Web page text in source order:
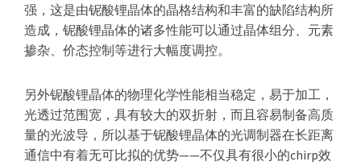
体，
激
光
强，这是由铌酸锂晶体的晶格结构和丰富的缺陷结构所
造成，铌酸锂晶体的诸多性能可以通过晶体组分、元素
掺杂、价态控制等进行大幅度调控。
另外铌酸锂晶体的物理化学性能相当稳定，易于加工，
光透过范围宽，具有较大的双折射，而且容易制备高质
量的光波导，所以基于铌酸锂晶体的光调制器在长距离
通信中有着无可比拟的优势——不仅具有很小的chirp效